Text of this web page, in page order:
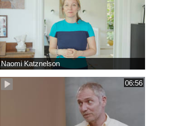
Naomi Katznelson
06:56